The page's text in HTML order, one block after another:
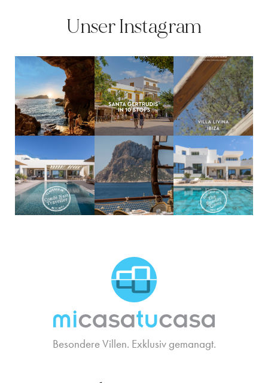
Unser Instagram
Besondere Villen. Exklusiv gemanagt.